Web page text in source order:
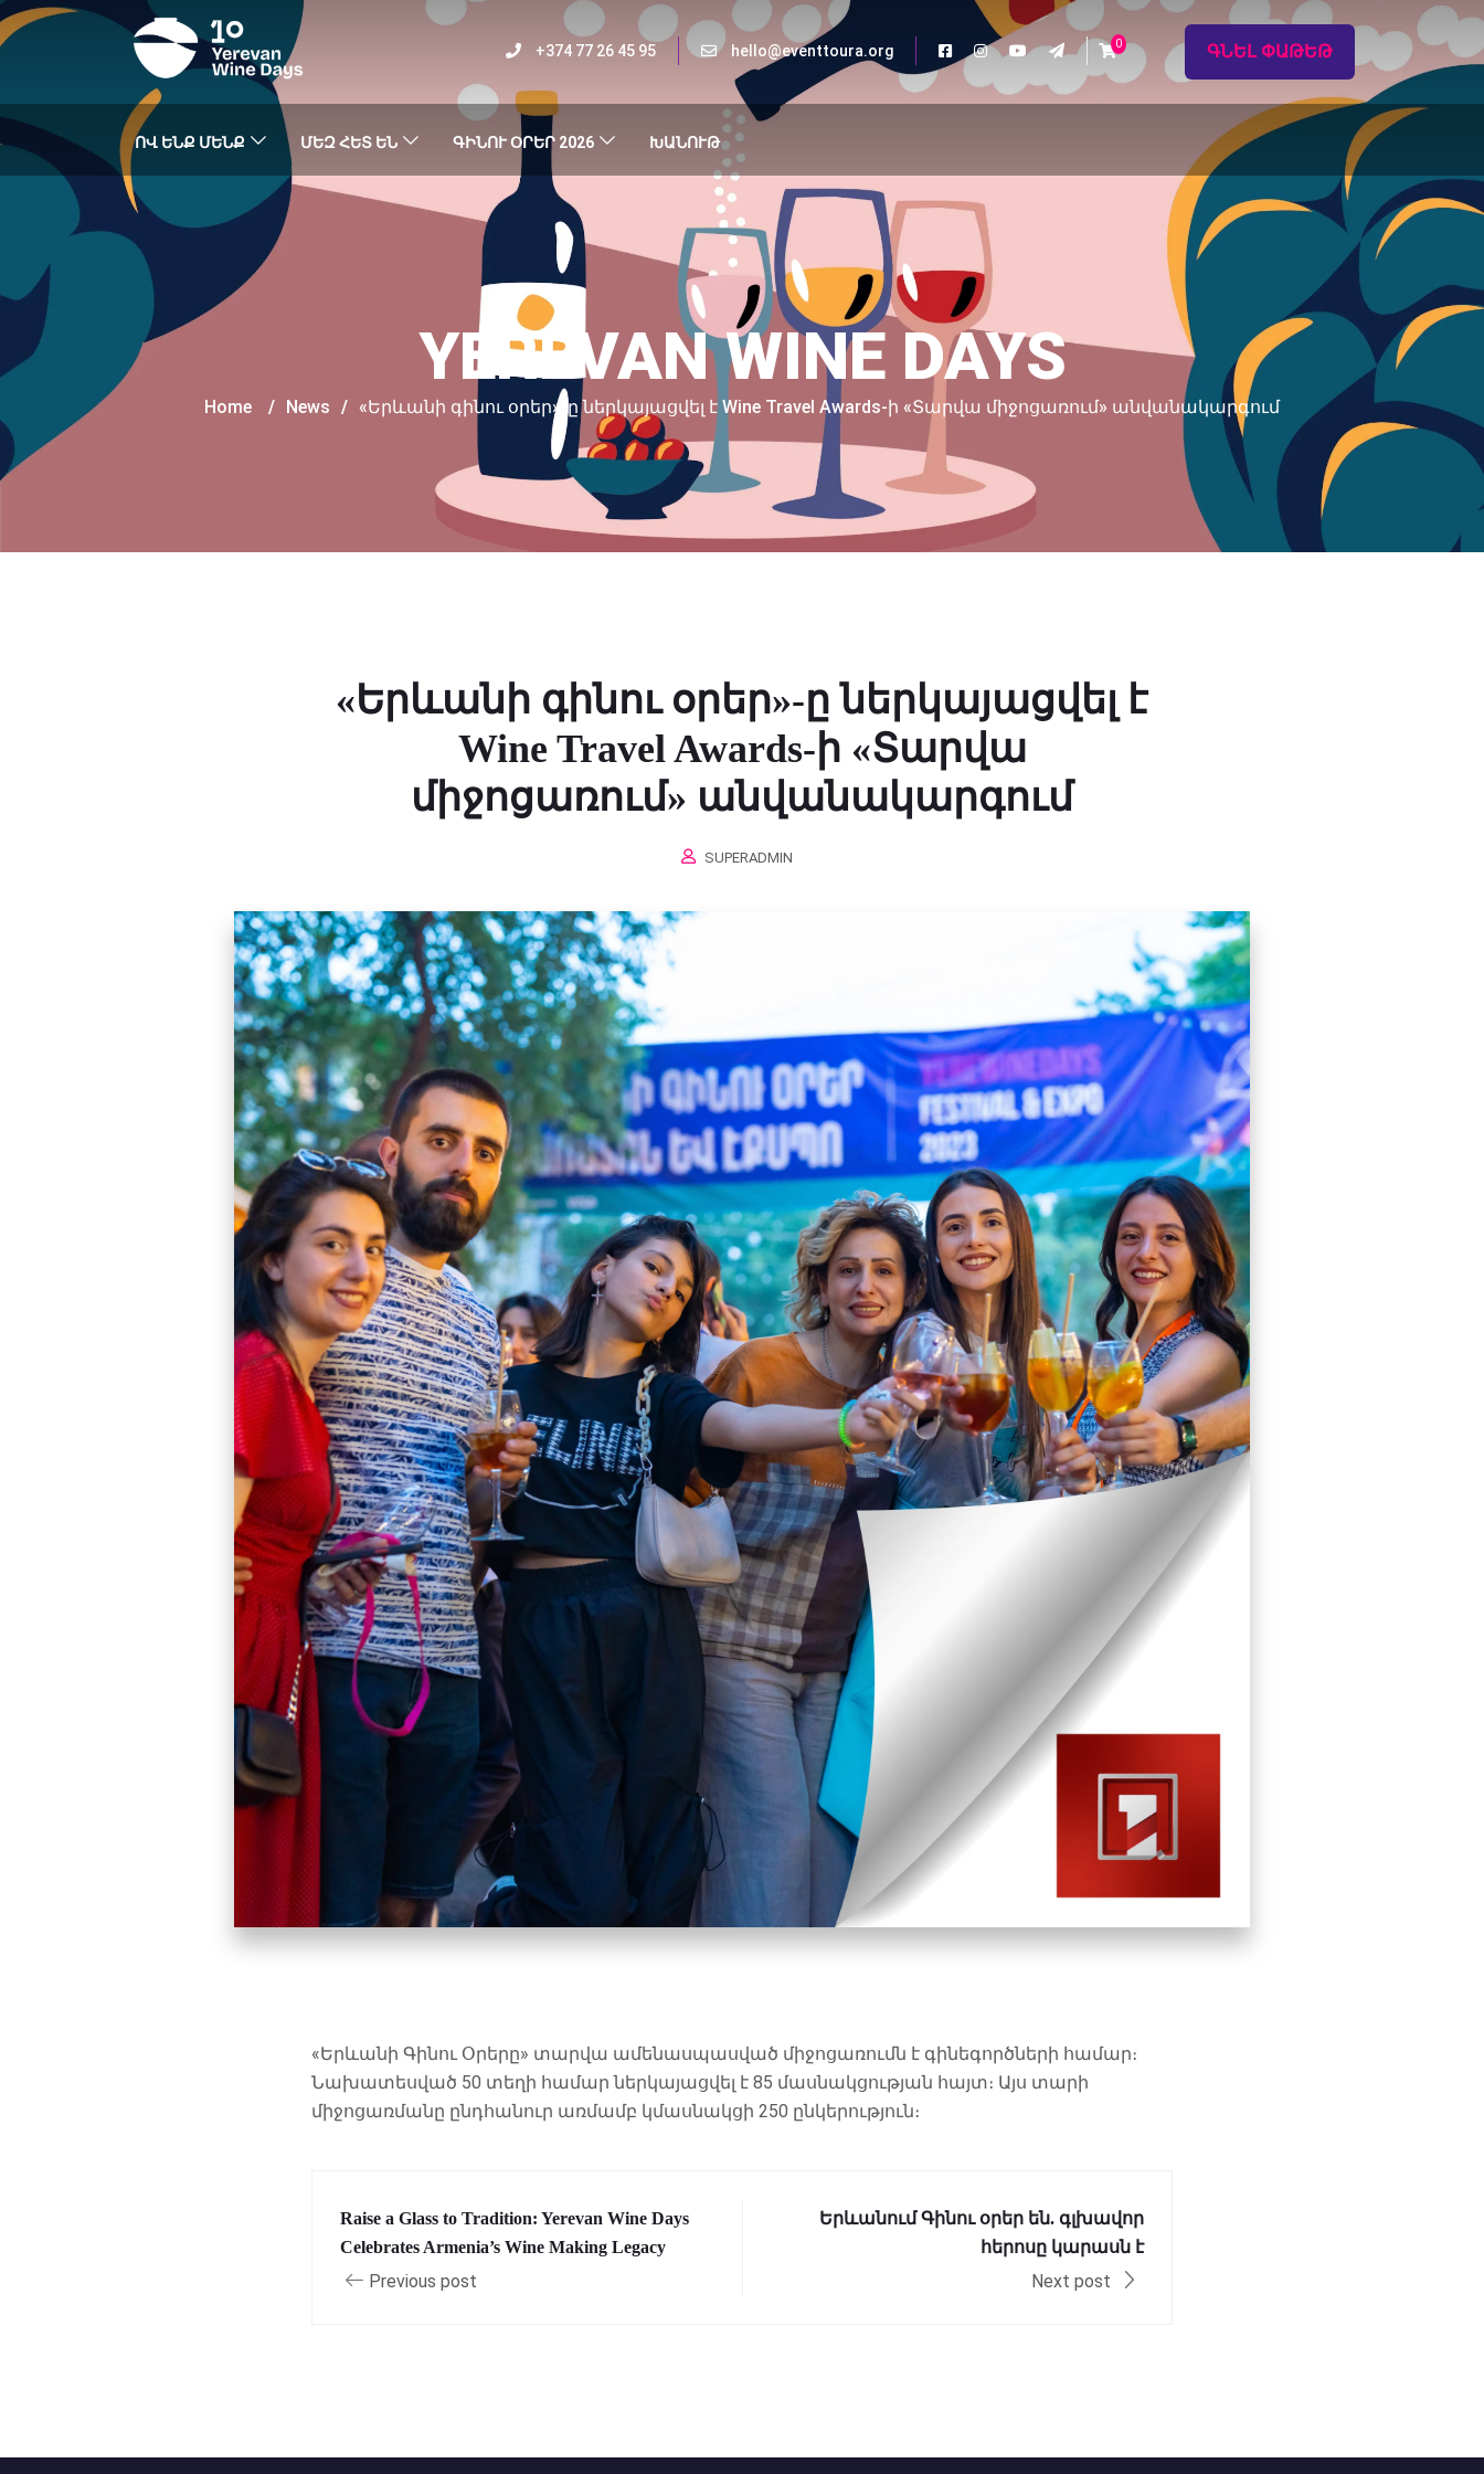
+374 77 26 45 95 hello@eventtoura.org 0 ԳՆԵԼ ՓԱԹԵԹ
ՈՎ ԵՆՔ ՄԵՆՔ ՄԵԶ ՀԵՏ ԵՆ ԳԻՆՈՒ ՕՐԵՐ 2026 ԽԱՆՈՒԹ
YEREVAN WINE DAYS
Home / News / «Երևանի գինու օրեր»-ը ներկայացվել է Wine Travel Awards-ի «Տարվա միջոցառում» անվանակարգում
«Երևանի գինու օրեր»-ը ներկայացվել է
Wine Travel Awards-ի «Տարվա
միջոցառում» անվանակարգում
SUPERADMIN
«Երևանի Գինու Օրերը» տարվա ամենասպասված միջոցառումն է գինեգործների համար։
Նախատեսված 50 տեղի համար ներկայացվել է 85 մասնակցության հայտ։ Այս տարի
միջոցառմանը ընդհանուր առմամբ կմասնակցի 250 ընկերություն։
Raise a Glass to Tradition: Yerevan Wine Days
Celebrates Armenia’s Wine Making Legacy
Previous post
Երևանում Գինու օրեր են. գլխավոր
հերոսը կարասն է
Next post